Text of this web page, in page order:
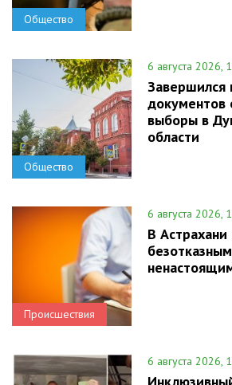
Общество
Общество
6 августа 2026,
Завершился
документов
выборы в
области
Происшествия
6 августа 2026,
В
6 августа 2026,